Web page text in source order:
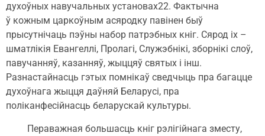
духоўных навучальных установах22. Фактычна
ў кожным царкоўным асяродку павінен быў
прысутнічаць пэўны набор патрэбных кніг. Сярод іх –
шматлікія Евангеллі, Пролагі, Служэбнікі, зборнікі слоў,
павучанняў, казанняў, жыццяў святых і інш.
Разнастайнасць гэтых помнікаў сведчыць пра багацце
духоўнага жыцця даўняй Беларусі, пра
поліканфесійнасць беларускай культуры.
Пераважная большасць кніг рэлігійнага зместу,